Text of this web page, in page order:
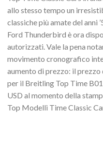
allo stesso tempo un
classiche più amate del anni
Ford Thunderbird è ora
autorizzati. Vale la pena
movimento cronografico
aumento di prezzo: il
per il Breitling Top Time
USD al momento della
Top Modelli Time Classic